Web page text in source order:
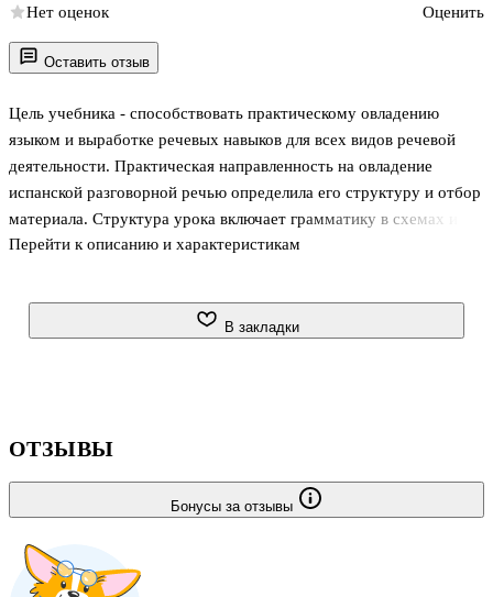
Оставить отзыв
Цель учебника - способствовать практическому овладению
языком и выработке речевых навыков для всех видов речевой
деятельности. Практическая направленность на овладение
испанской разговорной речью определила его структуру и отбор
материала. Структура урока включает грамматику в схемах и
образцах, лексику бытовых тем, комплекс упражнений,
культурологические материалы по Испании и Латинской
Перейти к описанию и характеристикам
Нет оценок Оценить
В закладки
ОТЗЫВЫ
Бонусы за отзывы